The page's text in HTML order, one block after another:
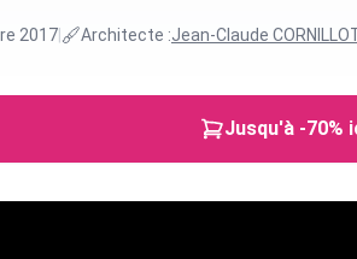
2017 Architecte :Jean-Claude
Jusqu'à -70%